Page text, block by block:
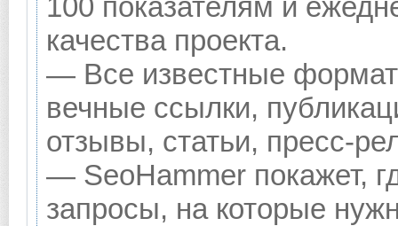
качества проекта.
— Все известные
вечные ссылки,
отзывы, статьи, пресс-
— SeoHammer покажет,
запросы, на которые